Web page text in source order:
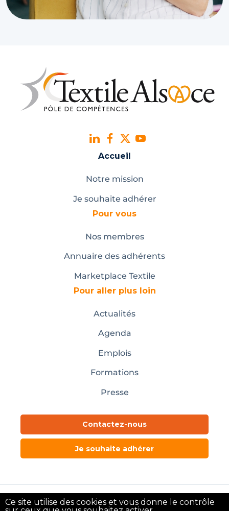
Accueil
Notre mission
Je souhaite adhérer
Pour vous
Nos membres
Annuaire des adhérents
Marketplace Textile
Pour aller plus loin
Actualités
Agenda
Emplois
Formations
Presse
Contactez-nous
Je souhaite adhérer
Mentions légales
Ce site utilise des cookies et vous donne le contrôle